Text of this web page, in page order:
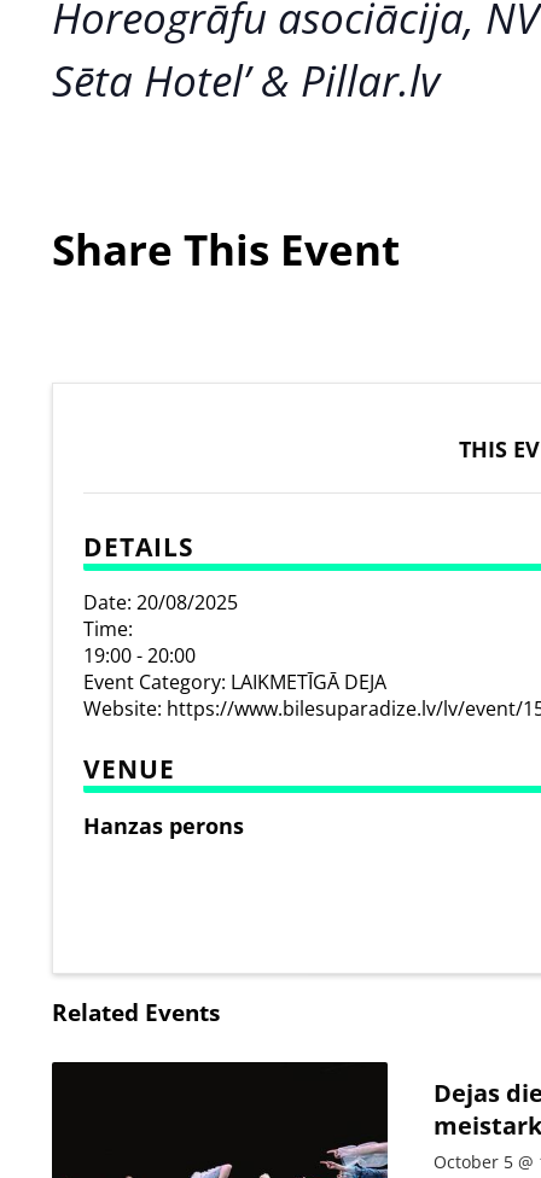
Horeogrāfu asociācija,
Sēta Hotel’ & Pillar.lv
Share This Event
THIS
DETAILS
Date: 20/08/2025
Time:
19:00 - 20:00
Event Category: LAIKMETĪGĀ DEJA
Website: https://www.bilesuparadize.lv/lv/event/
VENUE
Hanzas perons
Related Events
Dejas
October 5 @